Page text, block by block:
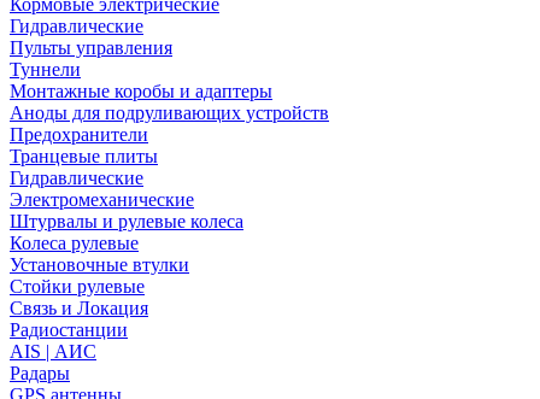
Кормовые электрические
Гидравлические
Пульты управления
Туннели
Монтажные коробы и адаптеры
Аноды для подруливающих устройств
Предохранители
Транцевые плиты
Гидравлические
Электромеханические
Штурвалы и рулевые колеса
Колеса рулевые
Установочные втулки
Стойки рулевые
Связь и Локация
Радиостанции
AIS | АИС
Радары
GPS антенны